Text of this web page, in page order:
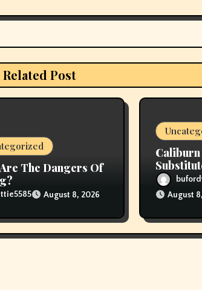
Related Post
The Dangers Of
August 8, 2026
Caliburn
August